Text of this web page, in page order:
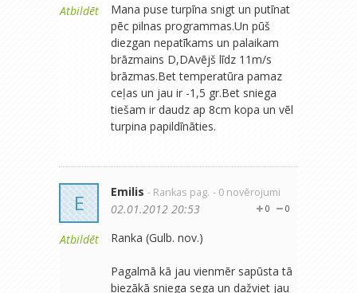
Atbildēt
Mana puse turpīna snigt un putīnat
pēc pilnas programmas.Un pūš
diezgan nepatīkams un palaikam
brāzmains D,DAvējš līdz 11m/s
brāzmas.Bet temperatūra pamaz
ceļas un jau ir -1,5 gr.Bet sniega
tiešam ir daudz ap 8cm kopa un vēl
turpina papildīnāties.
E
Atbildēt
Emilis - Rankas pag. - 0 novērojumi
0
0
02.01.2012 20:53
Ranka (Gulb. nov.)
Pagalmā kā jau vienmēr sapūsta tā
biezākā sniega sega un dažviet jau